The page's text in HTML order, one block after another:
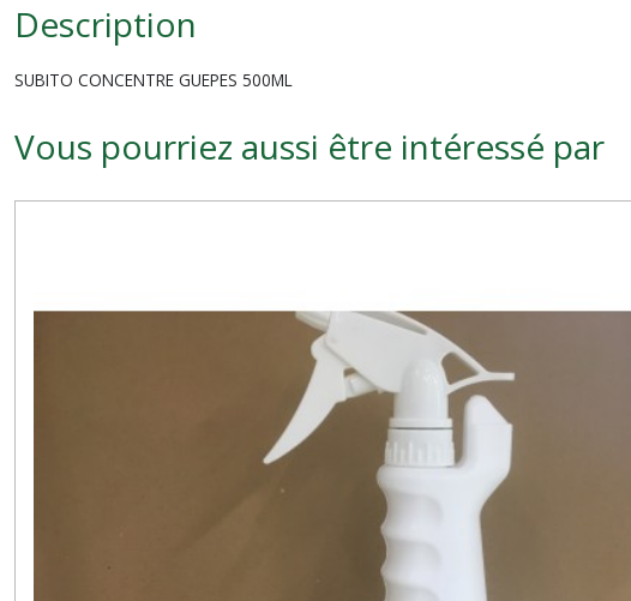
Description
SUBITO CONCENTRE GUEPES 500ML
Vous pourriez aussi être intéressé par